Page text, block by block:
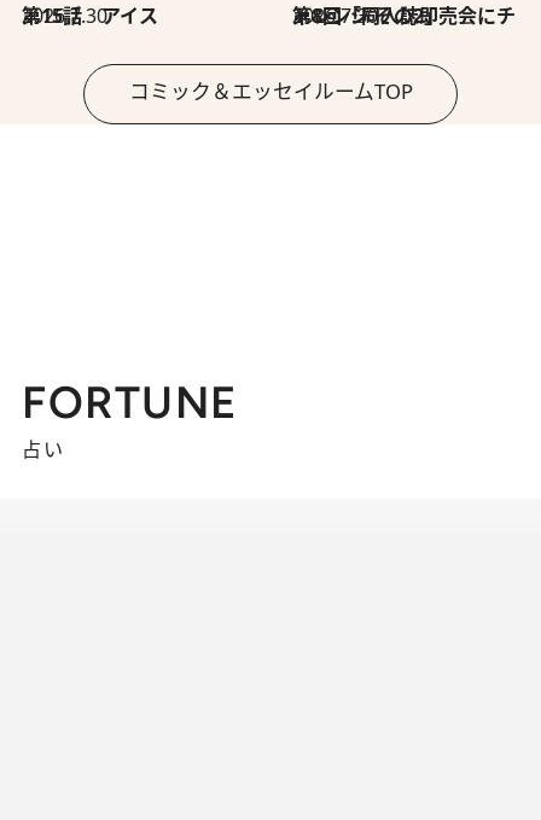
2026.7.30
第15話 アイス 2026.7.30
第8回「同人誌即売会にチャレンジ その2」
コミック＆エッセイルームTOP
FORTUNE
占い